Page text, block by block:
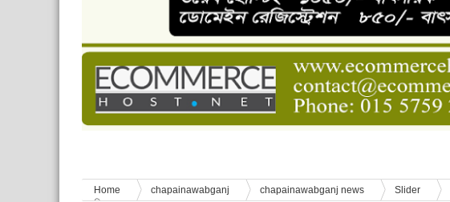
চাঁপাইনবাবগঞ্জে শেষ হয়েছে ৫ দিনের স্কাউট ইউনিট লিডার বেসিক কোর্স
বাংলাদেশ স্কাউটস দিবস পালন
পানি সংকট, কলস নিয়ে বিক্ষোভ
ঈদের শুভেচ্ছা জানিয়েছেন সাবেক ছাত্রলীগ নেতা আবু হাসনাত সুমন
শিশু সুরক্ষা বিষয়ে চাঁপাইনবাবগঞ্জে দুই দিনব্যাপী প্রশিক্ষণ
Home chapainawabganj chapainawabganj news Slider